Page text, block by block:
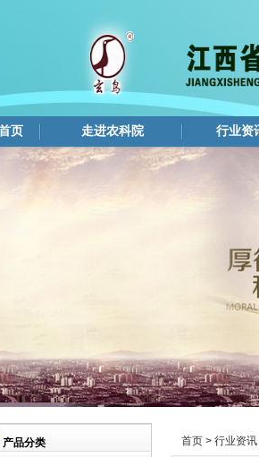
页 走进农科院 行业资
产品分类
首页 > 行业资讯